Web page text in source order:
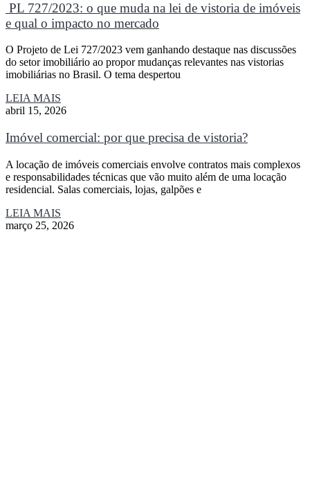
PL 727/2023: o que muda na lei de vistoria de imóveis
e qual o impacto no mercado
O Projeto de Lei 727/2023 vem ganhando destaque nas discussões
do setor imobiliário ao propor mudanças relevantes nas vistorias
imobiliárias no Brasil. O tema despertou
LEIA MAIS
abril 15, 2026
Imóvel comercial: por que precisa de vistoria?
A locação de imóveis comerciais envolve contratos mais complexos
e responsabilidades técnicas que vão muito além de uma locação
residencial. Salas comerciais, lojas, galpões e
LEIA MAIS
março 25, 2026